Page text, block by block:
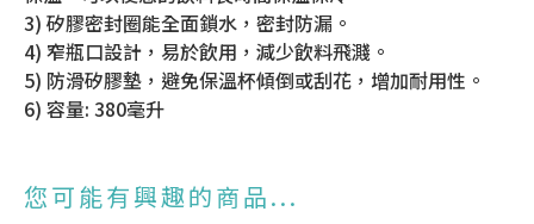
3) 矽膠密封圈能全面鎖水，密封防漏。
4) 窄瓶口設計，易於飲用，減少飲料飛濺。
5) 防滑矽膠墊，避免保溫杯傾倒或刮花，增加耐用性。
6) 容量: 380毫升
您可能有興趣的商品...